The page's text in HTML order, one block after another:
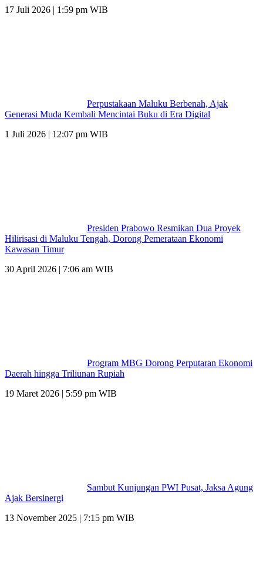
17 Juli 2026 | 1:59 pm WIB
Perpustakaan Maluku Berbenah, Ajak
Generasi Muda Kembali Mencintai Buku di Era Digital
1 Juli 2026 | 12:07 pm WIB
Presiden Prabowo Resmikan Dua Proyek
Hilirisasi di Maluku Tengah, Dorong Pemerataan Ekonomi
Kawasan Timur
30 April 2026 | 7:06 am WIB
Program MBG Dorong Perputaran Ekonomi
Daerah hingga Triliunan Rupiah
19 Maret 2026 | 5:59 pm WIB
Sambut Kunjungan PWI Pusat, Jaksa Agung
Ajak Bersinergi
13 November 2025 | 7:15 pm WIB